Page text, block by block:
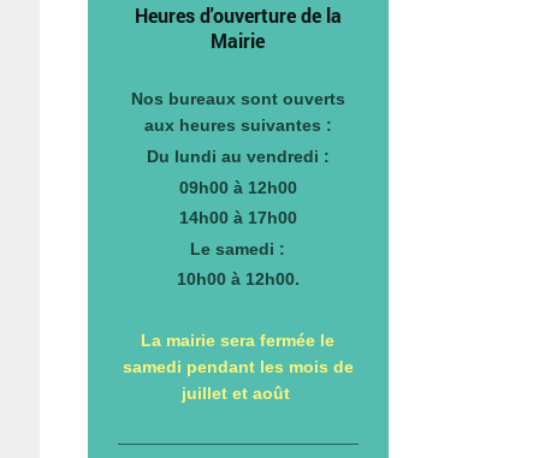
Heures d'ouverture de la
Mairie
Nos bureaux sont ouverts
aux heures suivantes :
Du lundi au vendredi :
09h00 à 12h00
14h00 à 17h00
Le samedi :
10h00 à 12h00.
La mairie sera fermée le
samedi pendant les mois de
juillet et août